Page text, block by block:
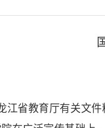
江省教育厅有关文